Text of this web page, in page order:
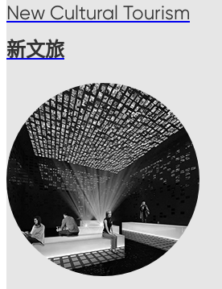
New Cultural Tourism
新文旅